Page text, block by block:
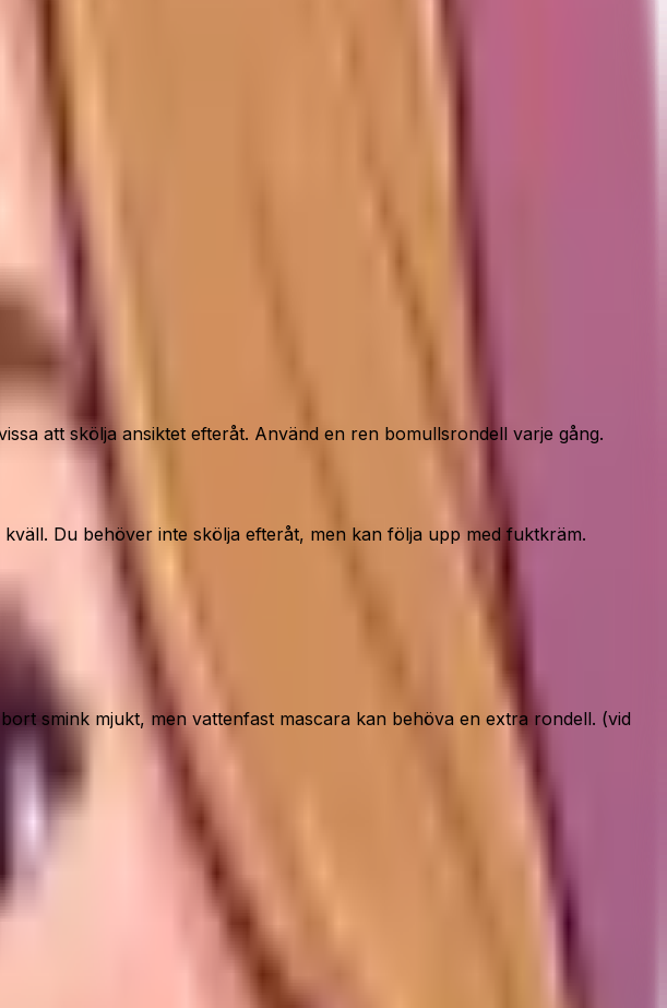
att skölja ansiktet efteråt. Använd en ren bomullsrondell varje gång.
Du behöver inte skölja efteråt, men kan följa upp med fuktkräm.
smink mjukt, men vattenfast mascara kan behöva en extra rondell. (vid